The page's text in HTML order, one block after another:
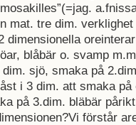
mat. tre dim.
dimensionella
blåbär o. svamp
sjö, smaka på
i 3 dim. att smaka på
på 3.dim. bläbär
förstår